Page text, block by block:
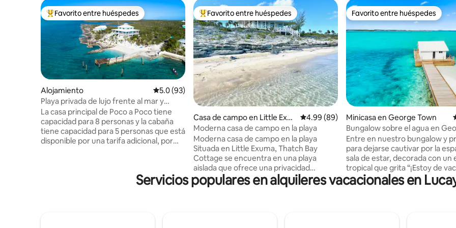
Favorito entre huéspedes preferido
Favorito entre huéspedes
Alojamiento Calificación promedio: 5.0 de 5, 93 reseñas
5.0 (93)
Playa privada de lujo frente al mar y
muelle.
La casa principal de Poco a Poco tiene
capacidad para 8 personas y la cabaña
tiene capacidad para 5 personas que está
disponible por una tarifa adicional, por
Nuestra playa es muy segura para que
Favorito entre huéspedes preferido
Favorito entre huéspedes
Casa de campo en Little Exu
ma Island
Calificación promedio: 4.99 de 5, 89 reseñas
4.99 (89)
Moderna casa de campo en la playa
Moderna casa de campo en la playa
Situada en Little Exuma, Thatch Bay
Cottage se encuentra en una playa
aislada que ofrece una privacidad
increíble. El lugar perfecto para una
escapada tranquila y sin estrés. La casa
Favorito entre huéspedes
Favorito entre huéspedes
Minicasa en George Town
Bungalow sobre el agua en
¡Cerca del muelle!
Entre en nuestro bungalow y
para dejarse cautivar por la
sala de estar, decorada con un
tropical que grita “¡Estoy de
Las puertas de cristal
vistas. La terraza, con
velocidad garantiza que puedas
Servicios populares en alquileres vacacionales en